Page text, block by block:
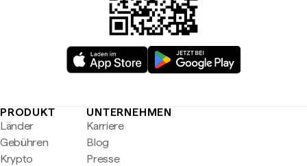
PRODUKT
Länder
Gebühren
Krypto
UNTERNEHMEN
Karriere
Blog
Presse